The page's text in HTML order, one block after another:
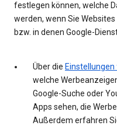
festlegen können, welche
werden, wenn Sie
bzw. in denen Google-
Über die
welche
Google-Suche oder
Apps sehen, die
Außerdem erfahren